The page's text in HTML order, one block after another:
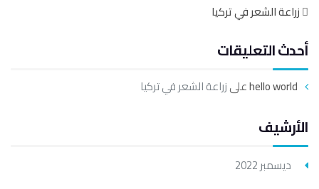
زراعة الشعر في تركيا
أحدث التعليقات
hello worldعلىزراعة الشعر في تركيا
الأرشيف
ديسمبر 2022